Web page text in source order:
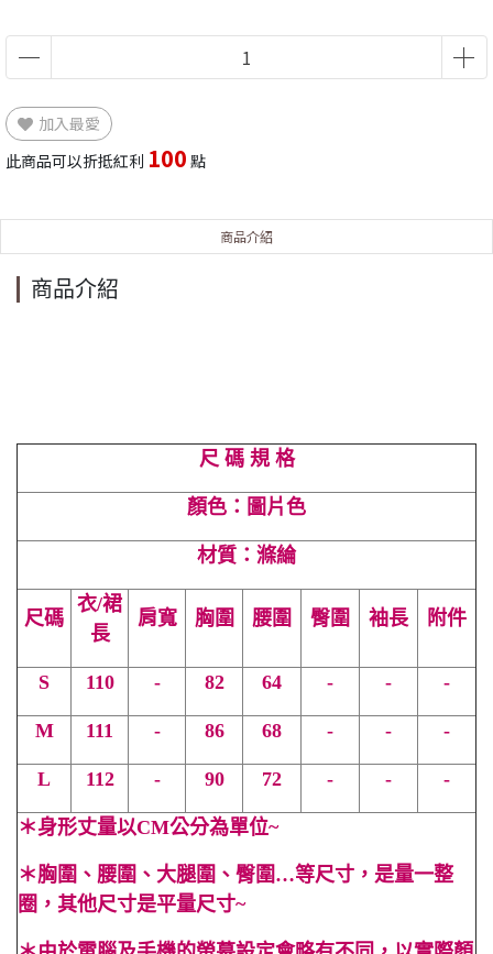
加入最愛
此商品可以折抵紅利 100 點
商品介紹
商品介紹
尺 碼 規 格
顏色：圖片色
材質：滌綸
尺碼
衣/裙
長
肩寬 胸圍 腰圍 臀圍 袖長 附件
S 110 - 82 64 - - -
M 111 - 86 68 - - -
L 112 - 90 72 - - -
＊身形丈量以CM公分為單位~
＊胸圍、腰圍、大腿圍、臀圍…等尺寸，是量一整
圈，其他尺寸是平量尺寸~